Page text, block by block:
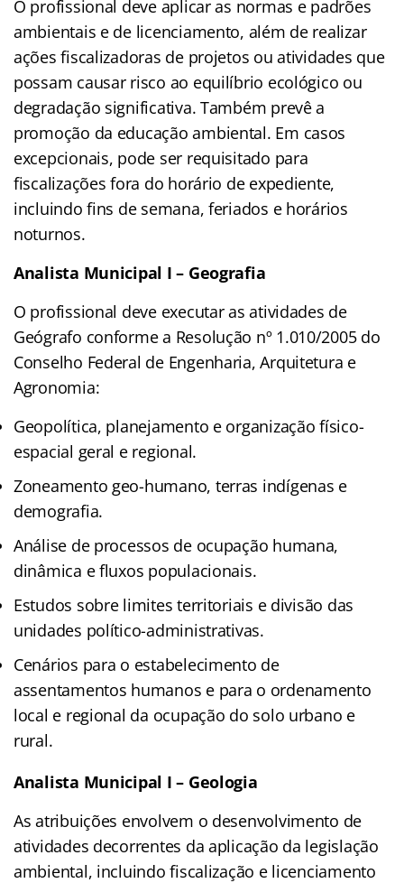
O profissional deve aplicar as normas e padrões
ambientais e de licenciamento, além de realizar
ações fiscalizadoras de projetos ou atividades que
possam causar risco ao equilíbrio ecológico ou
degradação significativa. Também prevê a
promoção da educação ambiental. Em casos
excepcionais, pode ser requisitado para
fiscalizações fora do horário de expediente,
incluindo fins de semana, feriados e horários
noturnos.
Analista Municipal I – Geografia
O profissional deve executar as atividades de
Geógrafo conforme a Resolução nº 1.010/2005 do
Conselho Federal de Engenharia, Arquitetura e
Agronomia:
Geopolítica, planejamento e organização físico-
espacial geral e regional.
Zoneamento geo-humano, terras indígenas e
demografia.
Análise de processos de ocupação humana,
dinâmica e fluxos populacionais.
Estudos sobre limites territoriais e divisão das
unidades político-administrativas.
Cenários para o estabelecimento de
assentamentos humanos e para o ordenamento
local e regional da ocupação do solo urbano e
rural.
Analista Municipal I – Geologia
As atribuições envolvem o desenvolvimento de
atividades decorrentes da aplicação da legislação
ambiental, incluindo fiscalização e licenciamento